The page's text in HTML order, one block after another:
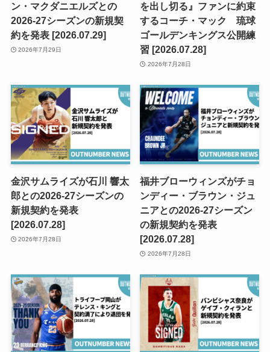
ン・マクダニエルズとの
2026-27シーズンの新規契
約を発表 [2026.07.29]
2026年7月29日
を出し切る』ファンに約束
するコーチ・マック 琉球
ゴールデンキングス公開練
習 [2026.07.28]
2026年7月28日
金沢サムライズが石川 響太
郎との2026-27シーズンの
新規契約を発表
[2026.07.28]
2026年7月28日
福井ブローウィンズがチョ
ンディー・ブラウン・ジュ
ニアとの2026-27シーズン
の新規契約を発表
[2026.07.28]
2026年7月28日